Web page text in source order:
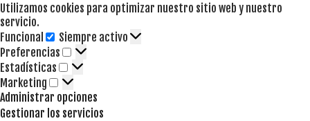
Utilizamos cookies para optimizar nuestro sitio web y nuestro
servicio.
Funcional
Funcional
Siempre activo
Preferencias
Preferencias
Estadísticas Estadísticas
Marketing Marketing
Administrar opciones
Gestionar los servicios